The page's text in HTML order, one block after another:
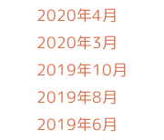
2020年4月
2020年3月
2019年10月
2019年8月
2019年6月